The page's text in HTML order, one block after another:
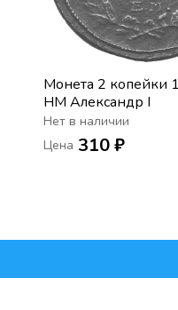
Монета 2 копейки
НМ Александр I
Нет в наличии
Цена 310 ₽